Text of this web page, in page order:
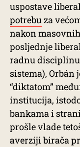
uspostave
potrebuza
nakon
posljednje
radnu
sistema),
“diktatom”
institucija,
bankama i
prošle vlade
averziji birača